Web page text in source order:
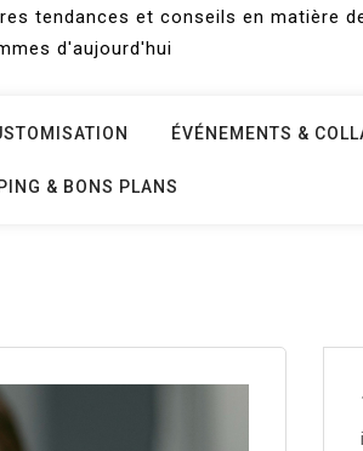
tendances et conseils en matière
d'aujourd'hui
ÉVÉNEMENTS &
& BONS PLANS